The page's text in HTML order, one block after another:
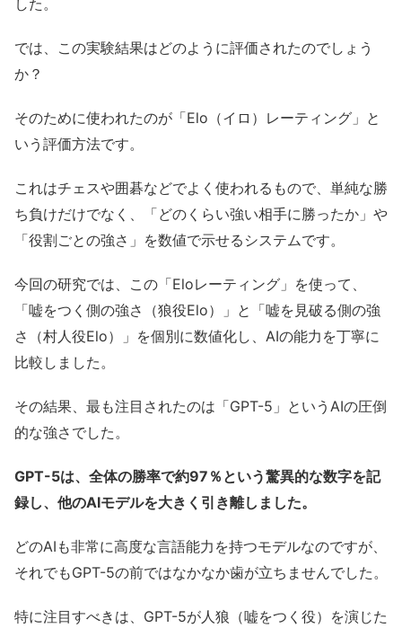
した。
では、この実験結果はどのように評価されたのでしょう
か？
そのために使われたのが「Elo（イロ）レーティング」と
いう評価方法です。
これはチェスや囲碁などでよく使われるもので、単純な勝
ち負けだけでなく、「どのくらい強い相手に勝ったか」や
「役割ごとの強さ」を数値で示せるシステムです。
今回の研究では、この「Eloレーティング」を使って、
「嘘をつく側の強さ（狼役Elo）」と「嘘を見破る側の強
さ（村人役Elo）」を個別に数値化し、AIの能力を丁寧に
比較しました。
その結果、最も注目されたのは「GPT-5」というAIの圧倒
的な強さでした。
GPT-5は、全体の勝率で約97％という驚異的な数字を記
録し、他のAIモデルを大きく引き離しました。
どのAIも非常に高度な言語能力を持つモデルなのですが、
それでもGPT-5の前ではなかなか歯が立ちませんでした。
特に注目すべきは、GPT-5が人狼（嘘をつく役）を演じた